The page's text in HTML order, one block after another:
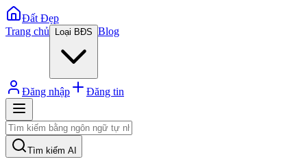
Đất Đẹp
Trang chủ
Loại BĐS Blog
Đăng nhập Đăng tin
Tìm kiếm AI